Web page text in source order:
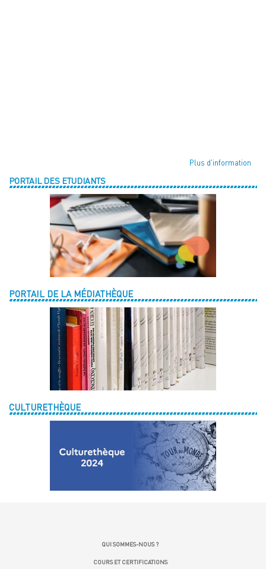
Plus d'information
PORTAIL DES ETUDIANTS
PORTAIL DE LA MÉDIATHÈQUE
CULTURETHÈQUE
QUI SOMMES-NOUS ?
COURS ET CERTIFICATIONS